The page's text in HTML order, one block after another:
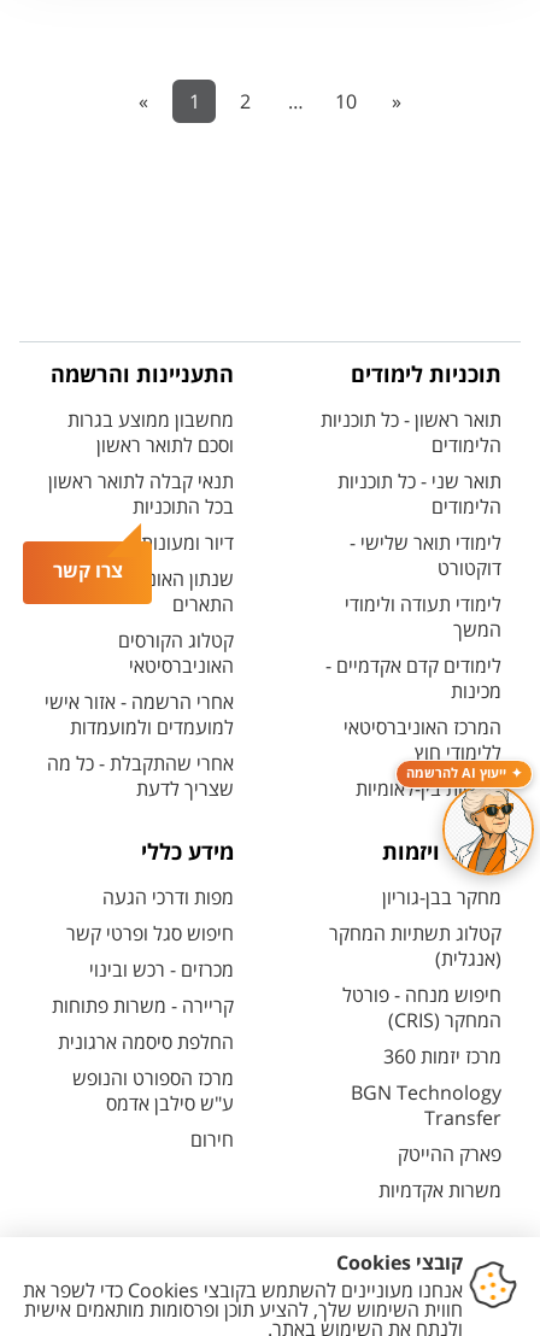
צרו קשר
ייעוץ AI להרשמה
« 1 2 … 10 »
תוכניות לימודים
תואר ראשון - כל תוכניות
הלימודים
תואר שני - כל תוכניות
הלימודים
לימודי תואר שלישי -
דוקטורט
לימודי תעודה ולימודי
המשך
לימודים קדם אקדמיים -
מכינות
המרכז האוניברסיטאי
ללימודי חוץ
תוכניות בין-לאומיות
התעניינות והרשמה
מחשבון ממוצע בגרות
וסכם לתואר ראשון
תנאי קבלה לתואר ראשון
בכל התוכניות
דיור ומעונות
שנתון האוניברסיטה - כל
התארים
קטלוג הקורסים
האוניברסיטאי
אחרי הרשמה - אזור אישי
למועמדים ולמועמדות
אחרי שהתקבלת - כל מה
שצריך לדעת
מחקר ויזמות
מחקר בבן-גוריון
קטלוג תשתיות המחקר
(אנגלית)
חיפוש מנחה - פורטל
המחקר (CRIS)
מרכז יזמות 360
BGN Technology
Transfer
פארק ההייטק
משרות אקדמיות
מידע כללי
מפות ודרכי הגעה
חיפוש סגל ופרטי קשר
מכרזים - רכש ובינוי
קריירה - משרות פתוחות
החלפת סיסמה ארגונית
מרכז הספורט והנופש
ע"ש סילבן אדמס
חירום